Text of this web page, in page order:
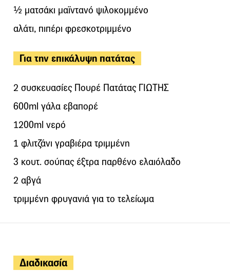
½ ματσάκι μαϊντανό ψιλοκομμένο
αλάτι, πιπέρι φρεσκοτριμμένο
Για την επικάλυψη πατάτας
2 συσκευασίες Πουρέ Πατάτας ΓΙΩΤΗΣ
600ml γάλα εβαπορέ
1200ml νερό
1 φλιτζάνι γραβιέρα τριμμένη
3 κουτ. σούπας έξτρα παρθένο ελαιόλαδο
2 αβγά
τριμμένη φρυγανιά για το τελείωμα
Διαδικασία